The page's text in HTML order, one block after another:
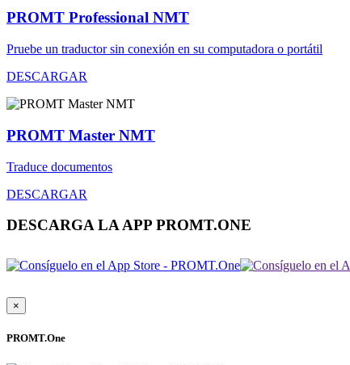
PROMT Professional NMT
Pruebe un traductor sin conexión en su computadora o portátil
DESCARGAR
PROMT Master NMT
Traduce documentos
DESCARGAR
DESCARGA LA APP PROMT.ONE
×
PROMT.One